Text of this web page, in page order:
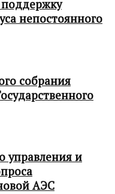
непостоянного
собрания
управления и
АЭС